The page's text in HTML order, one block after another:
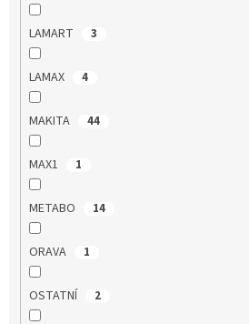
LAMART 3
LAMAX 4
MAKITA 44
MAX1 1
METABO 14
ORAVA 1
OSTATNÍ 2